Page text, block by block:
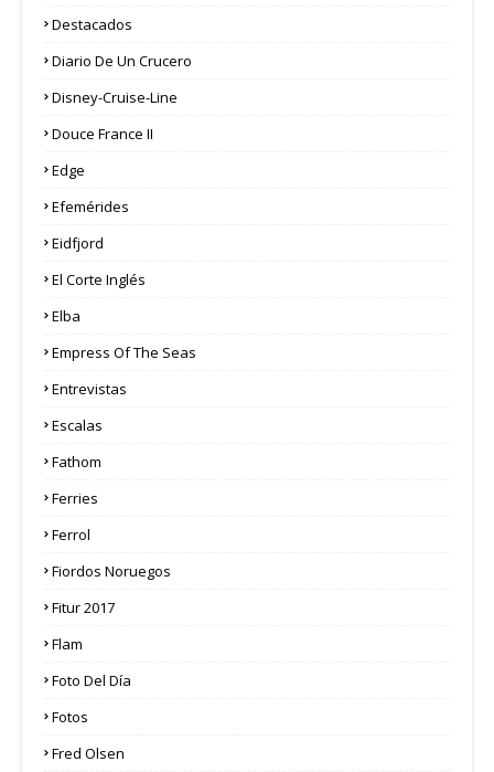
Destacados
Diario De Un Crucero
Disney-Cruise-Line
Douce France II
Edge
Efemérides
Eidfjord
El Corte Inglés
Elba
Empress Of The Seas
Entrevistas
Escalas
Fathom
Ferries
Ferrol
Fiordos Noruegos
Fitur 2017
Flam
Foto Del Día
Fotos
Fred Olsen